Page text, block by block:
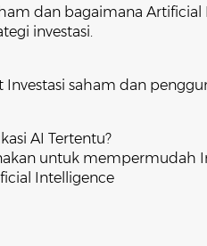
dan bagaimana Artificial
investasi.
saham dan
AI Tertentu?
untuk mempermudah
Intelligence